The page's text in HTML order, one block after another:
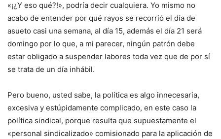
«¡¿Y eso qué?!», podría decir cualquiera. Yo mismo no
acabo de entender por qué rayos se recorrió el día de
asueto casi una semana, al día 15, además el día 21 será
domingo por lo que, a mi parecer, ningún patrón debe
estar obligado a suspender labores toda vez que de por sí
se trata de un día inhábil.
Pero bueno, usted sabe, la política es algo innecesaria,
excesiva y estúpidamente complicado, en este caso la
política sindical, porque resulta que supuestamente el
«personal sindicalizado» comisionado para la aplicación de